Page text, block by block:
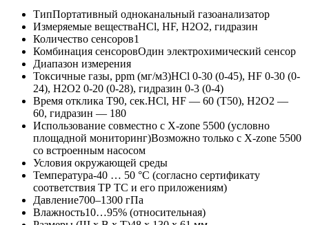
ТипПортативный одноканальный газоанализатор
Измеряемые веществаHCl, HF, H2O2, гидразин
Количество сенсоров1
Комбинация сенсоровОдин электрохимический сенсор
Диапазон измерения
Токсичные газы, ppm (мг/м3)HCl 0-30 (0-45), HF 0-30 (0-
24), H2O2 0-20 (0-28), гидразин 0-3 (0-4)
Время отклика Т90, сек.HCl, HF — 60 (T50), H2O2 —
60, гидразин — 180
Использование совместно с X-zone 5500 (условно
площадной мониторинг)Возможно только с X-zone 5500
со встроенным насосом
Условия окружающей среды
Температура-40 … 50 °C (согласно сертификату
соответствия ТР ТС и его приложениям)
Давление700–1300 гПа
Влажность10…95% (относительная)